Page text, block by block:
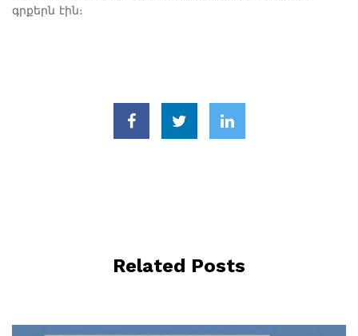
գրքերն էին։
Related Posts